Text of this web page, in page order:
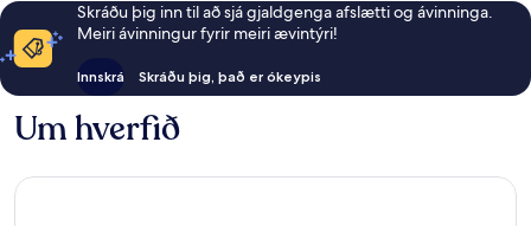
Skráðu þig inn til að sjá gjaldgenga afslætti og ávinninga.
Meiri ávinningur fyrir meiri ævintýri!
Innskrá Skráðu þig, það er ókeypis
Um hverfið